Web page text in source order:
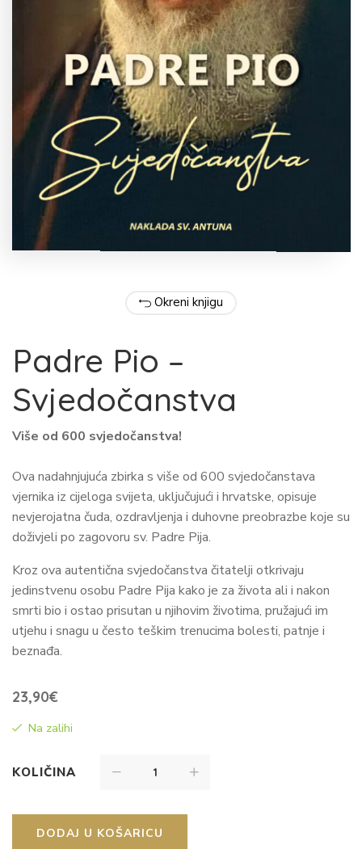
Okreni knjigu
Padre Pio –
Svjedočanstva
Više od 600 svjedočanstva!
Ova nadahnjujuća zbirka s više od 600 svjedočanstava
vjernika iz cijeloga svijeta, uključujući i hrvatske, opisuje
nevjerojatna čuda, ozdravljenja i duhovne preobrazbe koje su
doživjeli po zagovoru sv. Padre Pija.
Kroz ova autentična svjedočanstva čitatelji otkrivaju
jedinstvenu osobu Padre Pija kako je za života ali i nakon
smrti bio i ostao prisutan u njihovim životima, pružajući im
utjehu i snagu u često teškim trenucima bolesti, patnje i
beznađa.
23,90€
Na zalihi
KOLIČINA
DODAJ U KOŠARICU